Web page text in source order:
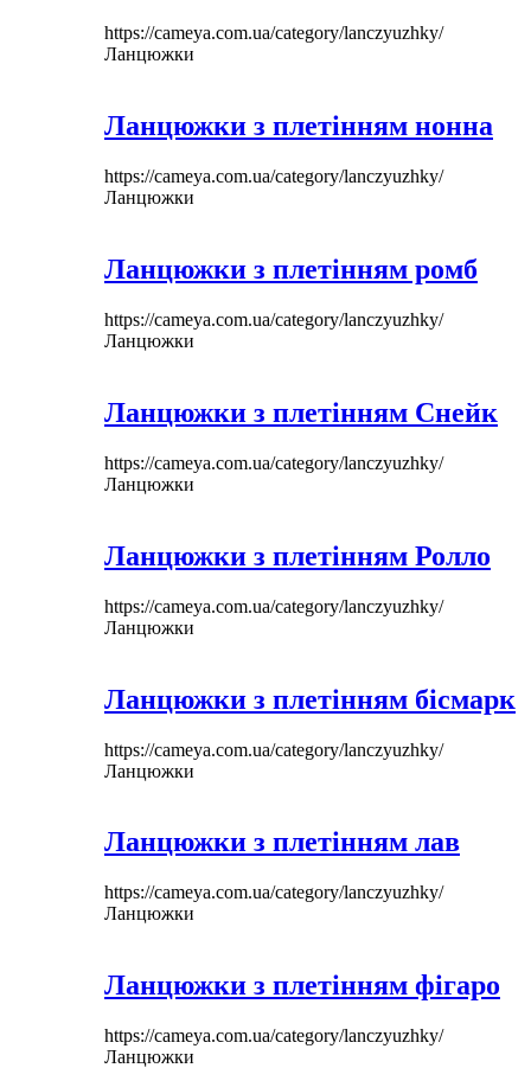
https://cameya.com.ua/category/lanczyuzhky/
Ланцюжки
Ланцюжки з плетінням нонна
https://cameya.com.ua/category/lanczyuzhky/
Ланцюжки
Ланцюжки з плетінням ромб
https://cameya.com.ua/category/lanczyuzhky/
Ланцюжки
Ланцюжки з плетінням Снейк
https://cameya.com.ua/category/lanczyuzhky/
Ланцюжки
Ланцюжки з плетінням Ролло
https://cameya.com.ua/category/lanczyuzhky/
Ланцюжки
Ланцюжки з плетінням бісмарк
https://cameya.com.ua/category/lanczyuzhky/
Ланцюжки
Ланцюжки з плетінням лав
https://cameya.com.ua/category/lanczyuzhky/
Ланцюжки
Ланцюжки з плетінням фігаро
https://cameya.com.ua/category/lanczyuzhky/
Ланцюжки